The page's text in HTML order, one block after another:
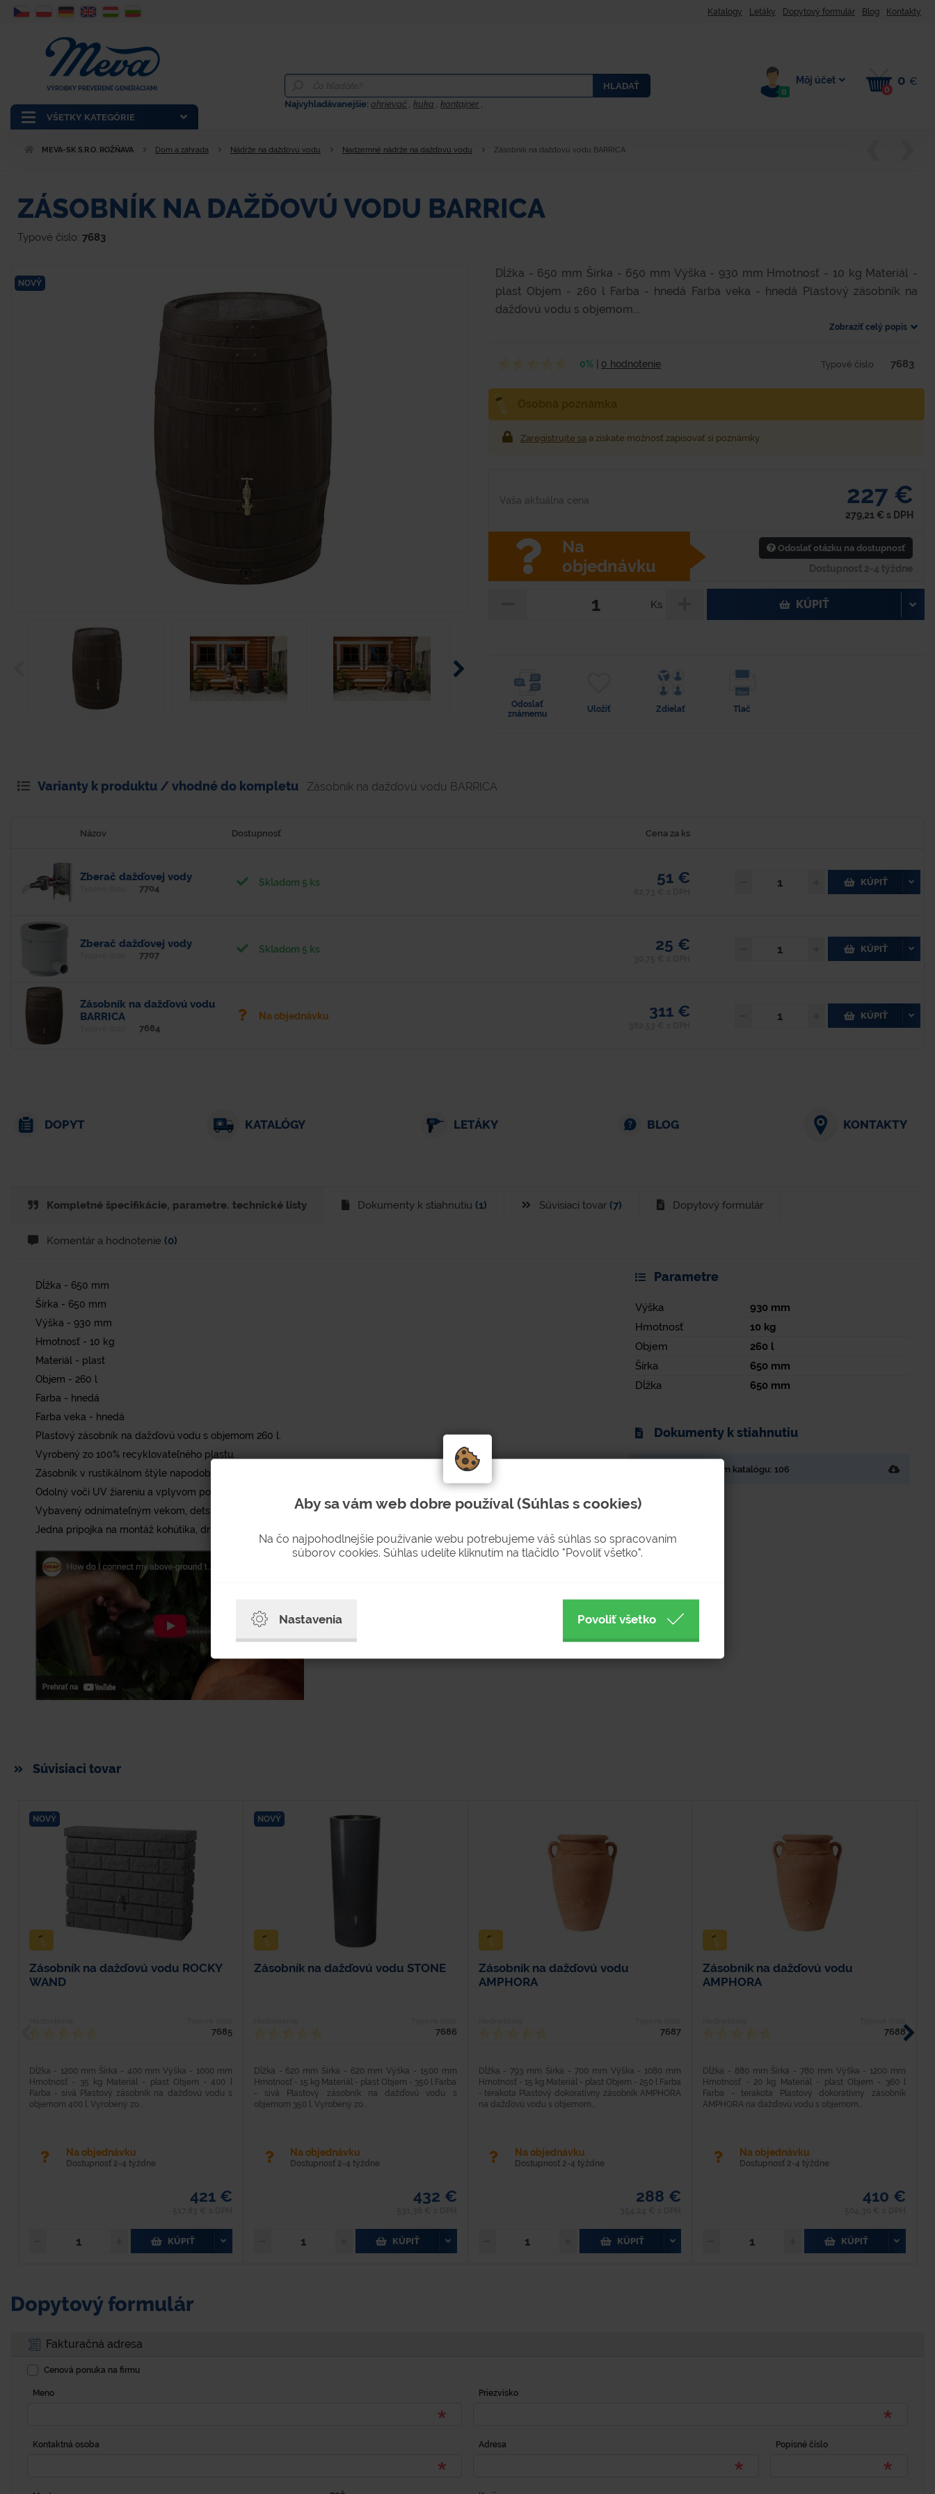
Katalogy Letáky Dopytový formulár Blog Kontakty
VŠETKY KATEGÓRIE
VÝROBKY PREVERENÉ GENERÁCIAMI
HLADAŤ
Najvyhladávanejšie:ohrievač ,kuka ,kontajner ,
0
Môj účet
0
0 €
MEVA-SK S.R.O. ROŽŇAVA Dom a záhrada Nádrže na dažďovú vodu Nadzemné nádrže na dažďovú vodu Zásobník na dažďovú vodu BARRICA
ZÁSOBNÍK NA DAŽĎOVÚ VODU BARRICA
Typové číslo: 7683
Dĺžka - 650 mm Šírka - 650 mm Výška - 930 mm Hmotnosť - 10 kg Materiál -
plast Objem - 260 l Farba - hnedá Farba veka - hnedá Plastový zásobník na
dažďovú vodu s objemom...
Zobraziť celý popis
0% 0 hodnotenie Typové číslo 7683
Zaregistrujte sa a získate možnosť zapisovať si poznámky
Vaša aktuálna cena 227 €
279,21 € s DPH
Na
objednávku
Odoslať otázku na dostupnosť
Dostupnosť 2-4 týždne
Ks KÚPIŤ
Odoslať
známemu
Uložiť Zdielať Tlač
NOVÝ
Varianty k produktu / vhodné do kompletu Zásobník na dažďovú vodu BARRICA
Názov Dostupnosť Cena za ks
Zberač dažďovej vody
7704
Skladom 5 ks 51 € KÚPIŤ
Zberač dažďovej vody
7707
Skladom 5 ks 25 € KÚPIŤ
Zásobník na dažďovú vodu
BARRICA
7684
Na objednávku 311 € KÚPIŤ
DOPYT KATALÓGY LETÁKY BLOG KONTAKTY
Kompletné špecifikácie, parametre. technické listy Dokumenty k stiahnutiu (1) Súvisiaci tovar (7) Dopytový formulár
Komentár a hodnotenie (0)
Dĺžka - 650 mm
Šírka - 650 mm
Výška - 930 mm
Hmotnosť - 10 kg
Materiál - plast
Objem - 260 l
Farba - hnedá
Farba veka - hnedá
Plastový zásobník na dažďovú vodu s objemom 260 l.
Vyrobený zo 100% recyklovateľného plastu.
Zásobník v rustikálnom štýle napodobňujúci drevený sud.
Odolný voči UV žiareniu a vplyvom počasia.
Vybavený odnímateľným vekom, detskou poistkou, dvomi prípojkami so závitom 3/4".
Jedna prípojka na montáž kohútika, druhá na univerzálnu hadicu.
Parametre
Výška 930 mm
Hmotnosť
10 kg
Objem
260 l
Šírka
650 mm
Dĺžka
650 mm
Dokumenty k stiahnutiu
Strana v tlačenom katalógu: 106
Súvisiaci tovar
NOVÝ
Zásobník na dažďovú vodu ROCKY
WAND
7685
Dĺžka - 1200 mm Šírka - 400 mm Výška - 1000 mm
Hmotnosť - 35 kg Materiál - plast Objem - 400 l
Farba - sivá Plastový zásobník na dažďovú vodu s
objemom 400 l. Vyrobený zo...
Na objednávku
Dostupnosť 2-4 týždne
421 €
KÚPIŤ
NOVÝ
Zásobník na dažďovú vodu STONE
7686
Dĺžka - 620 mm Šírka - 620 mm Výška - 1500 mm
Hmotnosť - 15 kg Materiál - plast Objem - 350 l Farba
- sivá Plastový zásobník na dažďovú vodu s
objemom 350 l. Vyrobený zo...
Na objednávku
Dostupnosť 2-4 týždne
432 €
KÚPIŤ
Zásobník na dažďovú vodu
AMPHORA
7687
Dĺžka - 793 mm Šírka - 700 mm Výška - 1080 mm
Hmotnosť - 15 kg Materiál - plast Objem - 250 l Farba
- terakota Plastový dokoratívny zásobník AMPHORA
na dažďovú vodu s objemom...
Na objednávku
Dostupnosť 2-4 týždne
288 €
KÚPIŤ
Zásobník na dažďovú vodu
AMPHORA
7688
Dĺžka - 880 mm Šírka - 780 mm Výška - 1200 mm
Hmotnosť - 20 kg Materiál - plast Objem - 360 l
Farba - terakota Plastový dokoratívny zásobník
AMPHORA na dažďovú vodu s objemom...
Na objednávku
Dostupnosť 2-4 týždne
410 €
KÚPIŤ
Dopytový formulár
Fakturačná adresa
Cenová ponuka na firmu
Meno Priezvisko
Kontaktná osoba Adresa Popisné číslo
Aby sa vám web dobre používal (Súhlas s cookies)
Na čo najpohodlnejšie používanie webu potrebujeme váš súhlas so spracovaním
súborov cookies. Súhlas udelíte kliknutím na tlačidlo "Povoliť všetko".
Nastavenia Povoliť všetko